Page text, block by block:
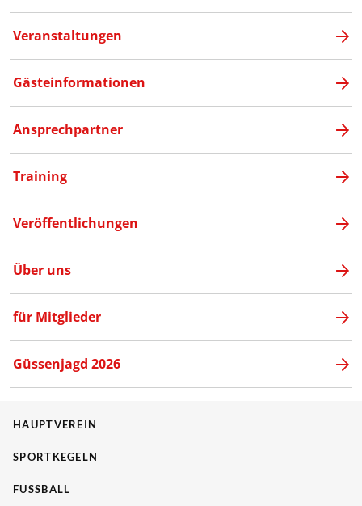
Veranstaltungen
Gästeinformationen
Ansprechpartner
Training
Veröffentlichungen
Über uns
für Mitglieder
Güssenjagd 2026
HAUPTVEREIN
SPORTKEGELN
FUSSBALL